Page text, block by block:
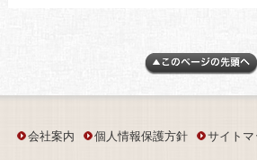
会社案内 個人情報保護方針 サイトマ